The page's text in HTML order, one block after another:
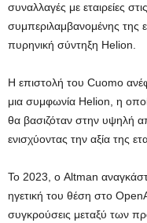
συναλλαγές με εταιρείες
συμπεριλαμβανομένης της
πυρηνική σύντηξη Helion.
Η επιστολή του Cuomo
μια συμφωνία Helion, η
θα βασιζόταν στην υψηλή
ενισχύοντας την αξία της
Το 2023, ο Altman
ηγετική του θέση στο
συγκρούσεις μεταξύ των